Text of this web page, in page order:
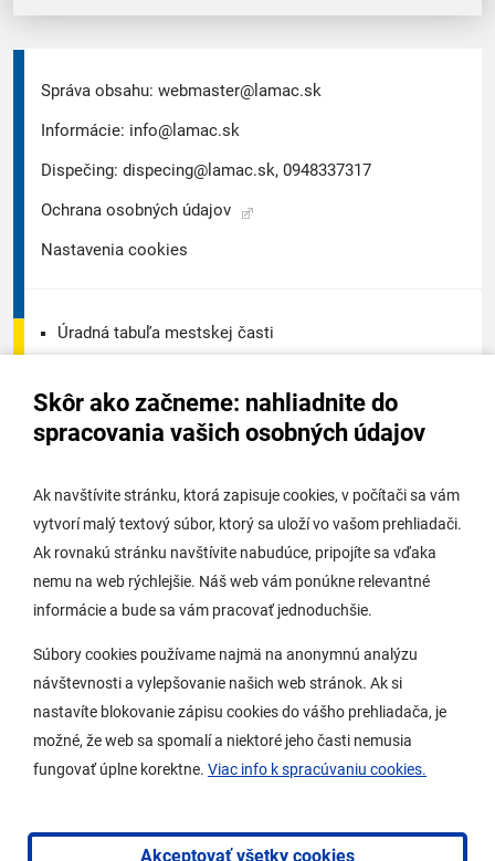
Skôr ako začneme: nahliadnite do
spracovania vašich osobných údajov
Ak navštívite stránku, ktorá zapisuje cookies, v počítači sa vám
vytvorí malý textový súbor, ktorý sa uloží vo vašom prehliadači.
Ak rovnakú stránku navštívite nabudúce, pripojíte sa vďaka
nemu na web rýchlejšie. Náš web vám ponúkne relevantné
informácie a bude sa vám pracovať jednoduchšie.
Súbory cookies používame najmä na anonymnú analýzu
návštevnosti a vylepšovanie našich web stránok. Ak si
nastavíte blokovanie zápisu cookies do vášho prehliadača, je
možné, že web sa spomalí a niektoré jeho časti nemusia
fungovať úplne korektne. Viac info k spracúvaniu cookies.
Akceptovať všetky cookies
Správa obsahu: webmaster@lamac.sk
Informácie: info@lamac.sk
Dispečing: dispecing@lamac.sk, 0948337317
Ochrana osobných údajov
Nastavenia cookies
Úradná tabuľa mestskej časti
Úradná tabuľa stavebného úradu
Potrebujem vybaviť
Samospráva
O Lamači
Mobilná aplikácia
Kontakty